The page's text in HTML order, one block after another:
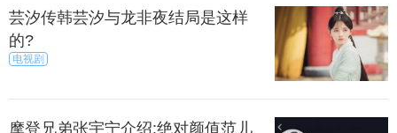
芸汐传韩芸汐与龙非夜结局是这样
的?
电视剧
摩登兄弟张宇宁介绍:绝对颜值范儿